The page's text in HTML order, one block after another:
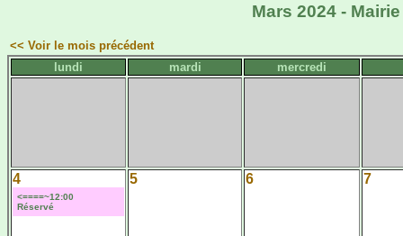
Mars 2024 -
<< Voir le mois précédent
lundi
mardi mercredi
4
<====~12:00
Réservé
5 6 7